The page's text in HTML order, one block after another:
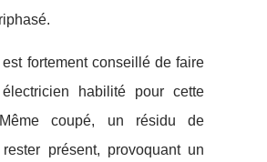
est fortement conseillé de faire
habilité pour cette
coupé, un résidu de
présent, provoquant un